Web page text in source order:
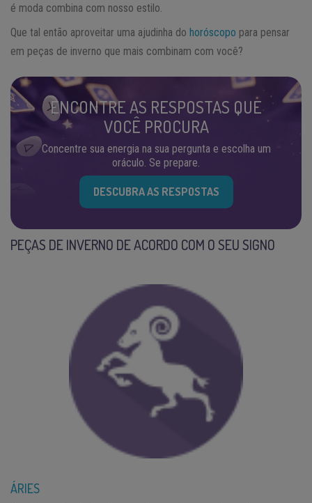
é moda combina com nosso estilo.
Que tal então aproveitar uma ajudinha do horóscopo para pensar
em peças de inverno que mais combinam com você?
ENCONTRE AS RESPOSTAS QUE
VOCÊ PROCURA
Concentre sua energia na sua pergunta e escolha um
oráculo. Se prepare.
DESCUBRA AS RESPOSTAS
PEÇAS DE INVERNO DE ACORDO COM O SEU SIGNO
ÁRIES